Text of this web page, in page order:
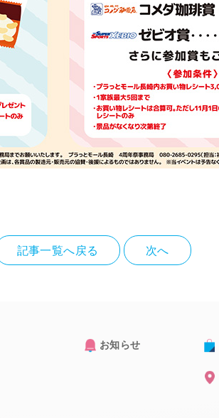
記事一覧へ戻る 次へ
お知らせ